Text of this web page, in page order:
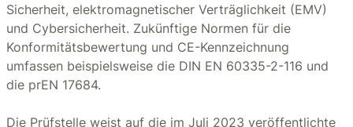
Sicherheit, elektromagnetischer Verträglichkeit (EMV)
und Cybersicherheit. Zukünftige Normen für die
Konformitätsbewertung und CE-Kennzeichnung
umfassen beispielsweise die DIN EN 60335-2-116 und
die prEN 17684.
Die Prüfstelle weist auf die im Juli 2023 veröffentlichte